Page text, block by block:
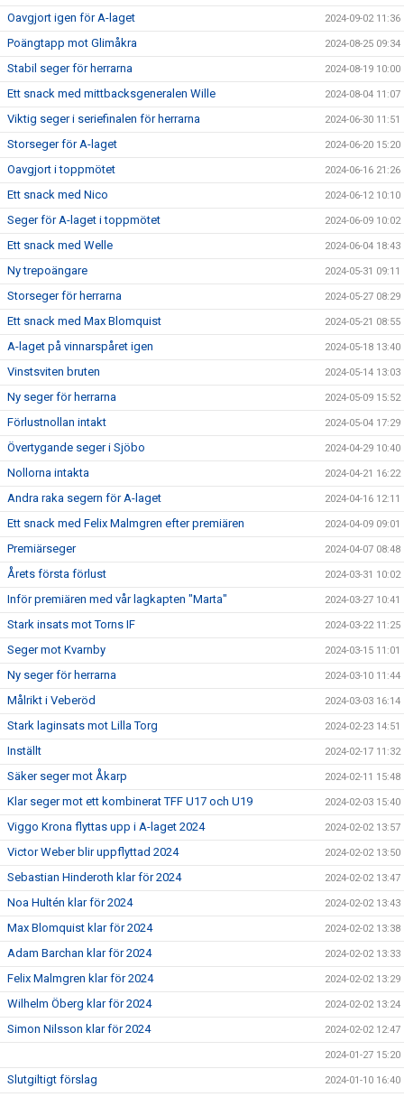
Oavgjort igen för A-laget 2024-09-02 11:36
Poängtapp mot Glimåkra 2024-08-25 09:34
Stabil seger för herrarna 2024-08-19 10:00
Ett snack med mittbacksgeneralen Wille 2024-08-04 11:07
Viktig seger i seriefinalen för herrarna 2024-06-30 11:51
Storseger för A-laget 2024-06-20 15:20
Oavgjort i toppmötet 2024-06-16 21:26
Ett snack med Nico 2024-06-12 10:10
Seger för A-laget i toppmötet 2024-06-09 10:02
Ett snack med Welle 2024-06-04 18:43
Ny trepoängare 2024-05-31 09:11
Storseger för herrarna 2024-05-27 08:29
Ett snack med Max Blomquist 2024-05-21 08:55
A-laget på vinnarspåret igen 2024-05-18 13:40
Vinstsviten bruten 2024-05-14 13:03
Ny seger för herrarna 2024-05-09 15:52
Förlustnollan intakt 2024-05-04 17:29
Övertygande seger i Sjöbo 2024-04-29 10:40
Nollorna intakta 2024-04-21 16:22
Andra raka segern för A-laget 2024-04-16 12:11
Ett snack med Felix Malmgren efter premiären 2024-04-09 09:01
Premiärseger 2024-04-07 08:48
Årets första förlust 2024-03-31 10:02
Inför premiären med vår lagkapten "Marta" 2024-03-27 10:41
Stark insats mot Torns IF 2024-03-22 11:25
Seger mot Kvarnby 2024-03-15 11:01
Ny seger för herrarna 2024-03-10 11:44
Målrikt i Veberöd 2024-03-03 16:14
Stark laginsats mot Lilla Torg 2024-02-23 14:51
Inställt 2024-02-17 11:32
Säker seger mot Åkarp 2024-02-11 15:48
Klar seger mot ett kombinerat TFF U17 och U19 2024-02-03 15:40
Viggo Krona flyttas upp i A-laget 2024 2024-02-02 13:57
Victor Weber blir uppflyttad 2024 2024-02-02 13:50
Sebastian Hinderoth klar för 2024 2024-02-02 13:47
Noa Hultén klar för 2024 2024-02-02 13:43
Max Blomquist klar för 2024 2024-02-02 13:38
Adam Barchan klar för 2024 2024-02-02 13:33
Felix Malmgren klar för 2024 2024-02-02 13:29
Wilhelm Öberg klar för 2024 2024-02-02 13:24
Simon Nilsson klar för 2024 2024-02-02 12:47
2024-01-27 15:20
Slutgiltigt förslag 2024-01-10 16:40